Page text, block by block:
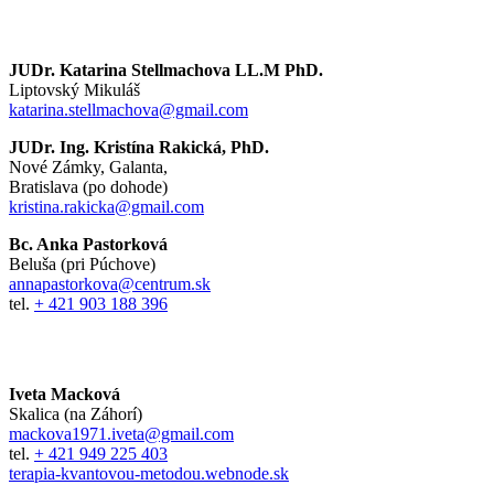
JUDr. Katarina Stellmachova LL.M PhD.
Liptovský Mikuláš
katarina.stellmachova@gmail.com
JUDr. Ing. Kristína Rakická, PhD.
Nové Zámky, Galanta,
Bratislava (po dohode)
kristina.rakicka@gmail.com
Bc. Anka Pastorková
Beluša (pri Púchove)
annapastorkova@centrum.sk
tel. + 421 903 188 396
Iveta Macková
Skalica (na Záhorí)
mackova1971.iveta@gmail.com
tel. + 421 949 225 403
terapia-kvantovou-metodou.webnode.sk